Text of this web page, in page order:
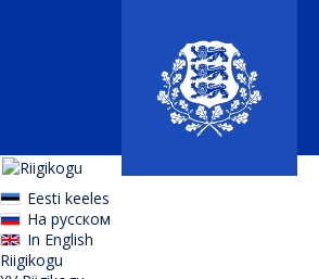
Eesti keeles
На русском
In English
Riigikogu